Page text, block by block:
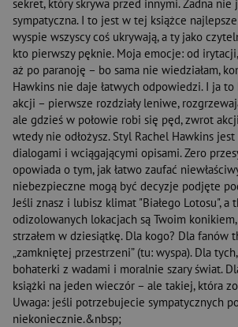
sekret, który skrywa przed innymi. Żadna nie
sympatyczna. I to jest w tej książce
wyspie wszyscy coś ukrywają, a ty jako
kto pierwszy pęknie. Moja emocje: od
aż po paranoję – bo sama nie wiedziałam,
Hawkins nie daje łatwych odpowiedzi. I ja to
akcji – pierwsze rozdziały leniwe,
ale gdzieś w połowie robi się pęd, zwrot
wtedy nie odłożysz. Styl Rachel Hawkins
dialogami i wciągającymi opisami. Zero
opowiada o tym, jak łatwo zaufać
niebezpieczne mogą być decyzje podjęte
Jeśli znasz i lubisz klimat "Białego Lotosu", a
odizolowanych lokacjach są Twoim
strzałem w dziesiątkę. Dla kogo? Dla fanów
„zamkniętej przestrzeni” (tu: wyspa). Dla
bohaterki z wadami i moralnie szary świat.
książki na jeden wieczór – ale takiej, która
Uwaga: jeśli potrzebujecie sympatycznych
niekoniecznie.&nbsp;